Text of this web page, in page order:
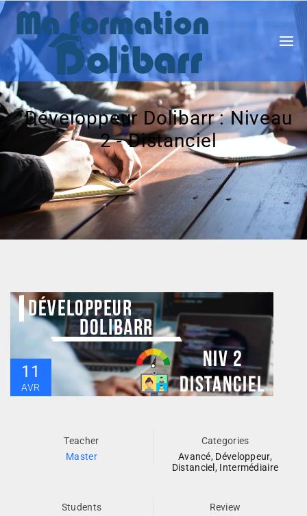
Développeur Dolibarr : Niveau
2 - Distanciel
11
AVR
Teacher
Master
Categories
Avancé, Développeur,
Distanciel , Intermédiaire
Students
Review